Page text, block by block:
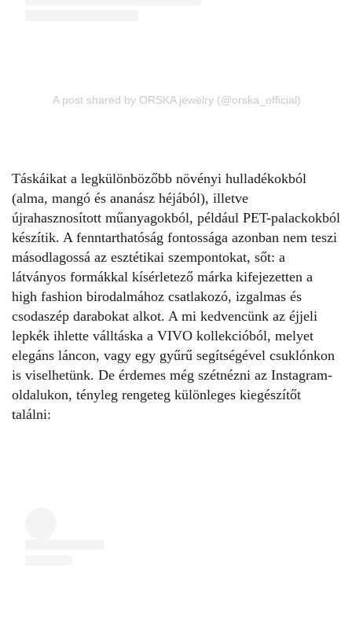
A post shared by ORSKA jewelry (@orska_official)
Táskáikat a legkülönbözőbb növényi hulladékokból
(alma, mangó és ananász héjából), illetve
újrahasznosított műanyagokból, például PET-palackokból
készítik. A fenntarthatóság fontossága azonban nem teszi
másodlagossá az esztétikai szempontokat, sőt: a
látványos formákkal kísérletező márka kifejezetten a
high fashion birodalmához csatlakozó, izgalmas és
csodaszép darabokat alkot. A mi kedvencünk az éjjeli
lepkék ihlette válltáska a VIVO kollekcióból, melyet
elegáns láncon, vagy egy gyűrű segítségével csuklónkon
is viselhetünk. De érdemes még szétnézni az Instagram-
oldalukon, tényleg rengeteg különleges kiegészítőt
találni: